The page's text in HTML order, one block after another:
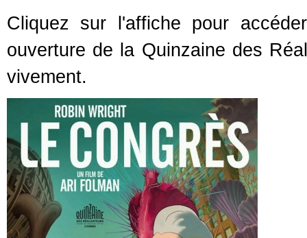
Cliquez sur l'affiche pour
ouverture de la Quinzaine des
vivement.